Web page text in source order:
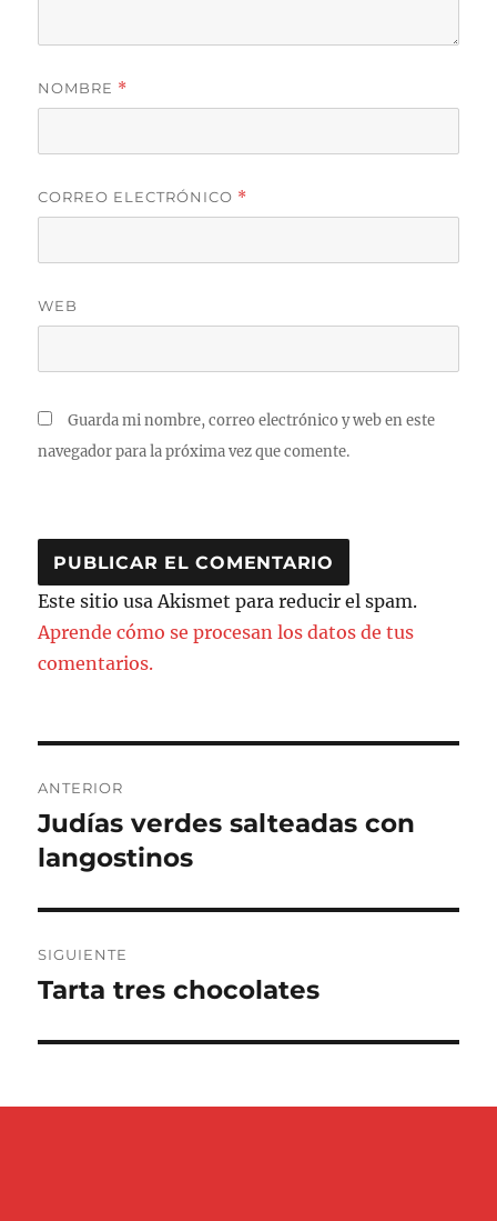
NOMBRE *
CORREO ELECTRÓNICO *
WEB
Guarda mi nombre, correo electrónico y web en este
navegador para la próxima vez que comente.
Este sitio usa Akismet para reducir el spam.
Aprende cómo se procesan los datos de tus
comentarios.
de
entradas
ANTERIOR
Entrada
anterior:
Judías verdes salteadas con
langostinos
SIGUIENTE
Entrada
Tarta tres chocolates